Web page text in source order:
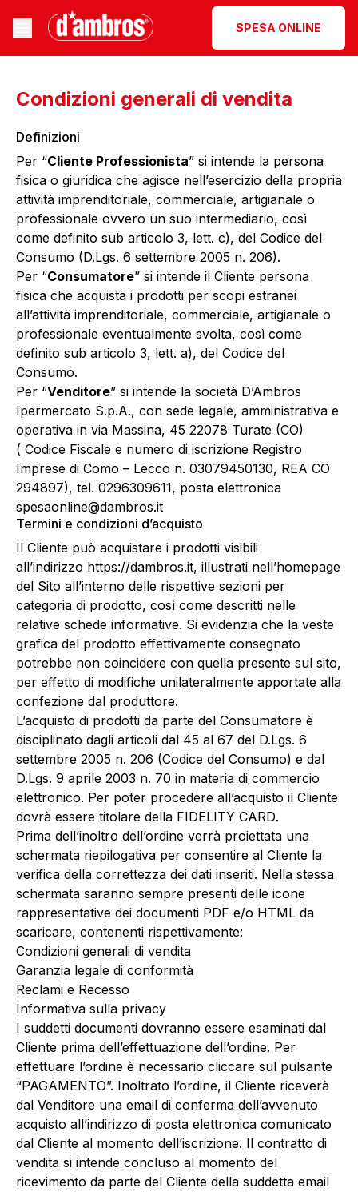
SPESA ONLINE
Condizioni generali di vendita
Definizioni
Per “Cliente Professionista” si intende la persona
fisica o giuridica che agisce nell’esercizio della propria
attività imprenditoriale, commerciale, artigianale o
professionale ovvero un suo intermediario, così
come definito sub articolo 3, lett. c), del Codice del
Consumo (D.Lgs. 6 settembre 2005 n. 206).
Per “Consumatore” si intende il Cliente persona
fisica che acquista i prodotti per scopi estranei
all’attività imprenditoriale, commerciale, artigianale o
professionale eventualmente svolta, così come
definito sub articolo 3, lett. a), del Codice del
Consumo.
Per “Venditore” si intende la società D’Ambros
Ipermercato S.p.A., con sede legale, amministrativa e
operativa in via Massina, 45 22078 Turate (CO)
( Codice Fiscale e numero di iscrizione Registro
Imprese di Como – Lecco n. 03079450130, REA CO
294897), tel. 0296309611, posta elettronica
spesaonline@dambros.it
Termini e condizioni d’acquisto
Il Cliente può acquistare i prodotti visibili
all’indirizzo https://dambros.it, illustrati nell’homepage
del Sito all’interno delle rispettive sezioni per
categoria di prodotto, così come descritti nelle
relative schede informative. Si evidenzia che la veste
grafica del prodotto effettivamente consegnato
potrebbe non coincidere con quella presente sul sito,
per effetto di modifiche unilateralmente apportate alla
confezione dal produttore.
L’acquisto di prodotti da parte del Consumatore è
disciplinato dagli articoli dal 45 al 67 del D.Lgs. 6
settembre 2005 n. 206 (Codice del Consumo) e dal
D.Lgs. 9 aprile 2003 n. 70 in materia di commercio
elettronico. Per poter procedere all’acquisto il Cliente
dovrà essere titolare della FIDELITY CARD.
Prima dell’inoltro dell’ordine verrà proiettata una
schermata riepilogativa per consentire al Cliente la
verifica della correttezza dei dati inseriti. Nella stessa
schermata saranno sempre presenti delle icone
rappresentative dei documenti PDF e/o HTML da
scaricare, contenenti rispettivamente:
Condizioni generali di vendita
Garanzia legale di conformità
Reclami e Recesso
Informativa sulla privacy
I suddetti documenti dovranno essere esaminati dal
Cliente prima dell’effettuazione dell’ordine. Per
effettuare l’ordine è necessario cliccare sul pulsante
“PAGAMENTO”. Inoltrato l’ordine, il Cliente riceverà
dal Venditore una email di conferma dell’avvenuto
acquisto all’indirizzo di posta elettronica comunicato
dal Cliente al momento dell’iscrizione. Il contratto di
vendita si intende concluso al momento del
ricevimento da parte del Cliente della suddetta email